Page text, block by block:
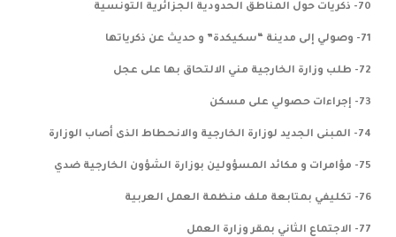
70- ذكريات حول المناطق الحدودية الجزائرية التونسية
71- وصولي إلى مدينة “سكيكدة” و حديث عن ذكرياتها
72- طلب وزارة الخارجية مني الالتحاق بها على عجل
73- إجراءات حصولي على مسكن
74- المبنى الجديد لوزارة الخارجية والانحطاط الذى أصاب الوزارة
75- مؤامرات و مكائد المسؤولين بوزارة الشؤون الخارجية ضدي
76- تكليفي بمتابعة ملف منظمة العمل العربية
77- الاجتماع الثاني بمقر وزارة العمل